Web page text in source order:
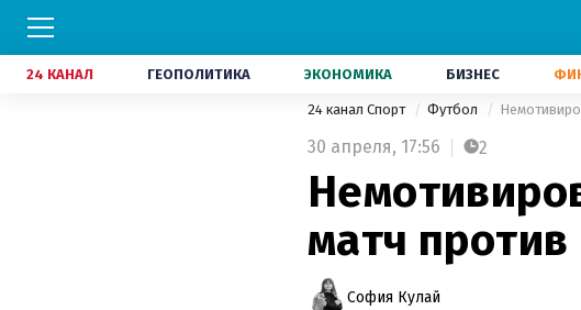
24 КАНАЛ ГЕОПОЛИТИКА ЭКОНОМИКА БИЗНЕС
24 канал Спорт Футбол
30 апреля, 17:56 2
матч
София Кулай